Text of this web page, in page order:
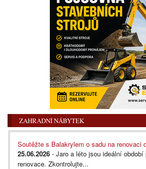
ZAHRADNÍ NÁBYTEK
Soutěžte s Balakrylem o sadu na renovaci
25.06.2026 - Jaro a léto jsou ideální
renovace. Zkontrolujte...